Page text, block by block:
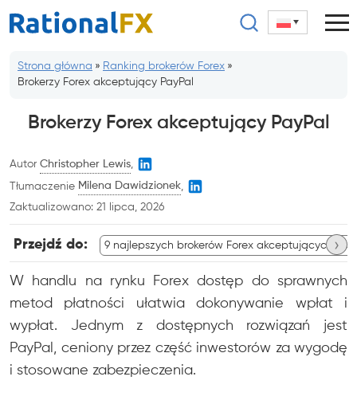
Przejdź
do
Strona główna » Ranking brokerów Forex »
Brokerzy Forex akceptujący PayPal
Brokerzy Forex akceptujący PayPal
Autor Christopher Lewis
Tłumaczenie Milena Dawidzionek
Zaktualizowano: 21 lipca, 2026
Przejdź do: 9 najlepszych brokerów Forex akceptujących ›
W handlu na rynku Forex dostęp do sprawnych
metod płatności ułatwia dokonywanie wpłat i
wypłat. Jednym z dostępnych rozwiązań jest
PayPal, ceniony przez część inwestorów za wygodę
i stosowane zabezpieczenia.